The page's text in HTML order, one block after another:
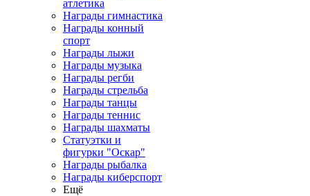
атлетика
Награды гимнастика
Награды конный
спорт
Награды лыжи
Награды музыка
Награды регби
Награды стрельба
Награды танцы
Награды теннис
Награды шахматы
Статуэтки и
фигурки "Оскар"
Награды рыбалка
Награды киберспорт
Ещё